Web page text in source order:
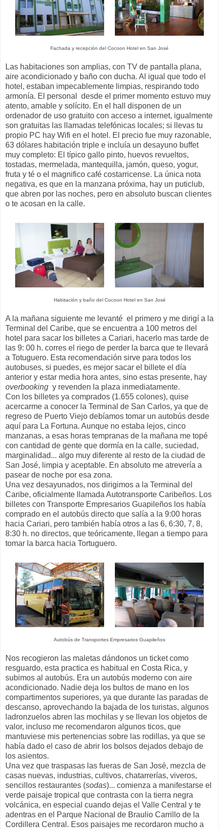
Fachada y recepción del Cocoon Hotel en San José
Las habitaciones son amplias, con TV de pantalla plana,
aire acondicionado y baño con ducha. Al igual que todo el
hotel, estaban impecablemente limpias, respirando todo
armonía. El personal desde el primer momento estuvo muy
atento, amable y solícito. En el hall disponen de un
ordenador de uso gratuito con acceso a internet, igualmente
son gratuitas las llamadas telefónicas locales; si llevas tu
propio PC hay Wifi en el hotel. El precio fue muy razonable,
63 dólares habitación triple e incluía un desayuno buffet
muy completo: El típico gallo pinto, huevos revueltos,
tostadas, mermelada, mantequilla, jamón, queso, yogur,
fruta y té o el magnifico café costarricense. La única nota
negativa, es que en la manzana próxima, hay un puticlub,
que abren por las noches, pero en absoluto buscan clientes
o te acosan en la calle.
Habitación y baño del Cocoon Hotel en San José
A la mañana siguiente me levanté el primero y me dirigí a la
Terminal del Caribe, que se encuentra a 100 metros del
hotel para sacar los billetes a Cariari, hacerlo mas tarde de
las 9: 00 h. corres el riego de perder la barca que te llevará
a Totuguero. Esta recomendación sirve para todos los
autobuses, si puedes, es mejor sacar el billete el día
anterior y estar media hora antes, sino estas presente, hay
overbooking y revenden la plaza inmediatamente.
Con los billetes ya comprados (1.655 colones), quise
acercarme a conocer la Terminal de San Carlos, ya que de
regreso de Puerto Viejo debíamos tomar un autobús desde
aquí para La Fortuna. Aunque no estaba lejos, cinco
manzanas, a esas horas tempranas de la mañana me topé
con cantidad de gente que dormía en la calle, suciedad,
marginalidad... algo muy diferente al resto de la ciudad de
San José, limpia y aceptable. En absoluto me atrevería a
pasear de noche por esa zona.
Una vez desayunados, nos dirigimos a la Terminal del
Caribe, oficialmente llamada Autotransporte Caribeños. Los
billetes con Transporte Empresarios Guapileños los había
comprado en el autobús directo que salía a la 9:00 horas
hacia Cariari, pero también había otros a las 6, 6:30, 7, 8,
8:30 h. no directos, que teóricamente, llegan a tiempo para
tomar la barca hacia Tortuguero.
Autobús de Transportes Empresarios Guapileños
Nos recogieron las maletas dándonos un ticket como
resguardo, esta practica es habitual en Costa Rica, y
subimos al autobús. Era un autobús moderno con aire
acondicionado. Nadie deja los bultos de mano en los
compartimentos superiores, ya que durante las paradas de
descanso, aprovechando la bajada de los turistas, algunos
ladronzuelos abren las mochilas y se llevan los objetos de
valor, incluso me recomendaron algunos ticos, que
mantuviese mis pertenencias sobre las rodillas, ya que se
había dado el caso de abrir los bolsos dejados debajo de
los asientos.
Una vez que traspasas las fueras de San José, mezcla de
casas nuevas, industrias, cultivos, chatarrerías, viveros,
sencillos restaurantes (sodas)... comienza a manifestarse el
verde paisaje tropical que contrasta con la tierra negra
volcánica, en especial cuando dejas el Valle Central y te
adentras en el Parque Nacional de Braulio Carrillo de la
Cordillera Central. Esos paisajes me recordaron mucho a